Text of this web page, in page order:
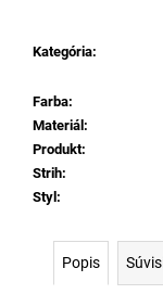
Kategória:
Farba:
Materiál :
Produkt:
Strih:
Styl :
Popis